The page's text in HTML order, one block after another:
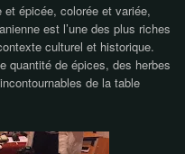
épicée, colorée et variée,
est l’une des plus riches
culturel et historique.
quantité de épices, des herbes
de la table